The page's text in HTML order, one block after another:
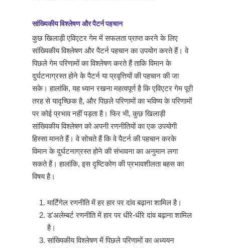
सांख्यिकीय विश्लेषण और पैटर्न पहचान
कुछ खिलाड़ी एविएटर गेम में सफलता प्राप्त करने के लिए
सांख्यिकीय विश्लेषण और पैटर्न पहचान का उपयोग करते हैं। वे
पिछले गेम परिणामों का विश्लेषण करते हैं ताकि विमान के
दुर्घटनाग्रस्त होने के पैटर्न या प्रवृत्तियों की पहचान की जा
सके। हालांकि, यह ध्यान रखना महत्वपूर्ण है कि एविएटर गेम पूरी
तरह से यादृच्छिक है, और पिछले परिणामों का भविष्य के परिणामों
पर कोई प्रभाव नहीं पड़ता है। फिर भी, कुछ खिलाड़ी
सांख्यिकीय विश्लेषण को अपनी रणनीतियों का एक उपयोगी
हिस्सा मानते हैं। वे सोचते हैं कि वे पैटर्न की पहचान करके
विमान के दुर्घटनाग्रस्त होने की संभावना का अनुमान लगा
सकते हैं। हालांकि, इस दृष्टिकोण की प्रभावशीलता बहस का
विषय है।
मार्टिंगेल रणनीति में हर हार पर दांव बढ़ाना शामिल है।
ड'अलेम्बर्ट रणनीति में हार पर धीरे-धीरे दांव बढ़ाना शामिल
है।
सांख्यिकीय विश्लेषण में पिछले परिणामों का अध्ययन